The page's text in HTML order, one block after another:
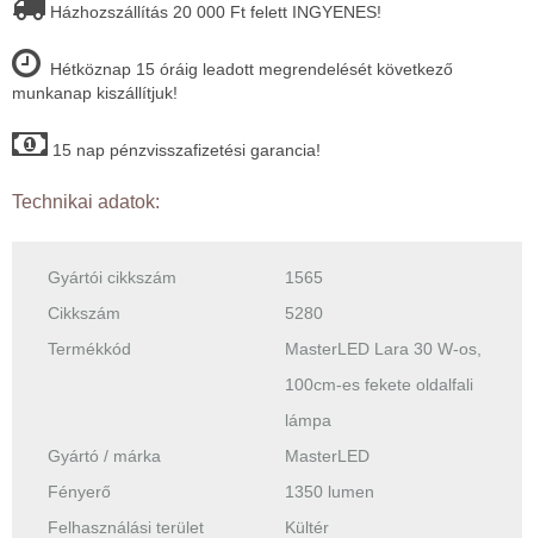
Házhozszállítás 20 000 Ft felett INGYENES!
Hétköznap 15 óráig leadott megrendelését következő
munkanap kiszállítjuk!
15 nap pénzvisszafizetési garancia!
Technikai adatok:
Gyártói cikkszám
1565
Cikkszám
5280
Termékkód
MasterLED Lara 30 W-os,
100cm-es fekete oldalfali
lámpa
Gyártó / márka
MasterLED
Fényerő
1350 lumen
Felhasználási terület
Kültér